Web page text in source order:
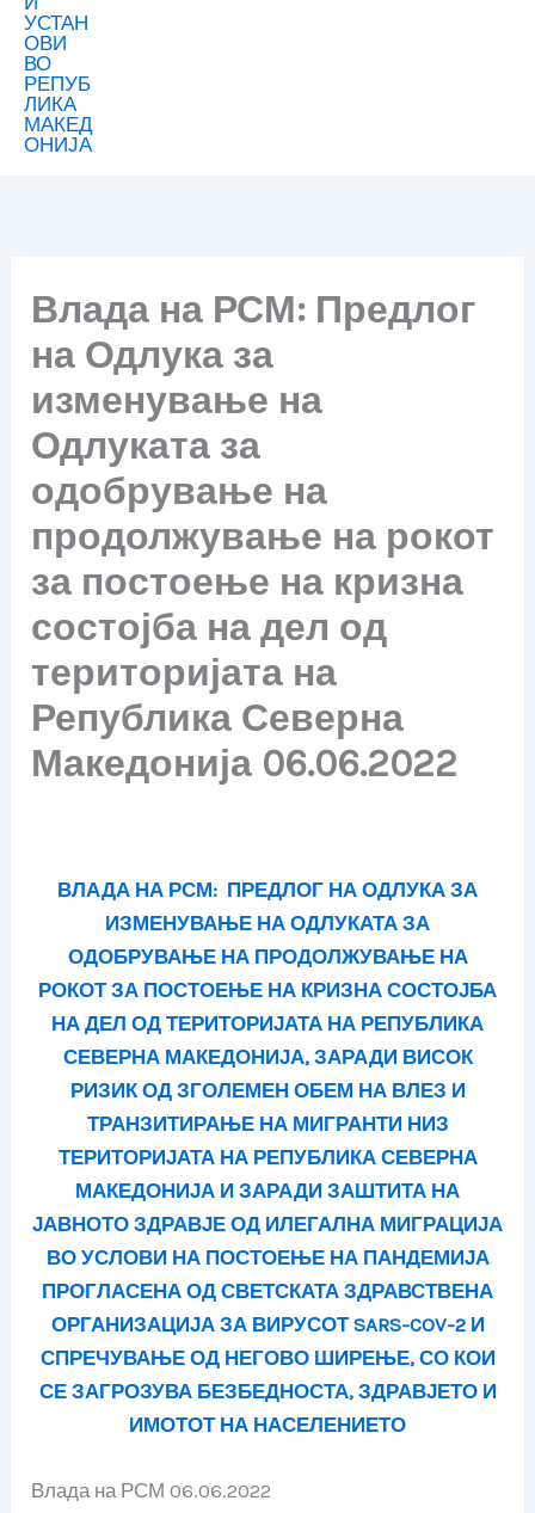
Влада на РСМ: Предлог
на Одлука за
изменување на
Одлуката за
одобрување на
продолжување на рокот
за постоење на кризна
состојба на дел од
територијата на
Република Северна
Македонија 06.06.2022
ВЛАДА НА РСМ: ПРЕДЛОГ НА ОДЛУКА ЗА
ИЗМЕНУВАЊЕ НА ОДЛУКАТА ЗА
ОДОБРУВАЊЕ НА ПРОДОЛЖУВАЊЕ НА
РОКОТ ЗА ПОСТОЕЊЕ НА КРИЗНА СОСТОЈБА
НА ДЕЛ ОД ТЕРИТОРИЈАТА НА РЕПУБЛИКА
СЕВЕРНА МАКЕДОНИЈА, ЗАРАДИ ВИСОК
РИЗИК ОД ЗГОЛЕМЕН ОБЕМ НА ВЛЕЗ И
ТРАНЗИТИРАЊЕ НА МИГРАНТИ НИЗ
ТЕРИТОРИЈАТА НАРЕПУБЛИКА СЕВЕРНА
МАКЕДОНИЈА И ЗАРАДИ ЗАШТИТА НА
ЈАВНОТО ЗДРАВЈЕ ОД ИЛЕГАЛНА МИГРАЦИЈА
ВО УСЛОВИ НА ПОСТОЕЊЕ НА ПАНДЕМИЈА
ПРОГЛАСЕНА ОД СВЕТСКАТА ЗДРАВСТВЕНА
ОРГАНИЗАЦИЈА ЗА ВИРУСОТ SARS-COV-2 И
СПРЕЧУВАЊЕ ОД НЕГОВО ШИРЕЊЕ, СО КОИ
СЕЗАГРОЗУВА БЕЗБЕДНОСТА, ЗДРАВЈЕТО И
ИМОТОТ НА НАСЕЛЕНИЕТО
Влада на РСМ 06.06.2022